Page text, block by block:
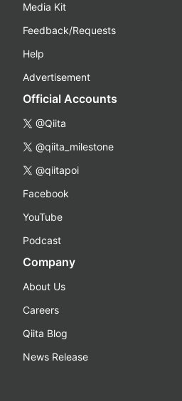
Media Kit
Feedback/Requests
Help
Advertisement
Official Accounts
@Qiita
@qiita_milestone
@qiitapoi
Facebook
YouTube
Podcast
Company
About Us
Careers
Qiita Blog
News Release